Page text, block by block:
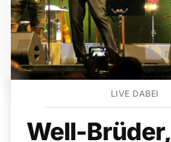
LIVE DABEI
Well-Brüder,